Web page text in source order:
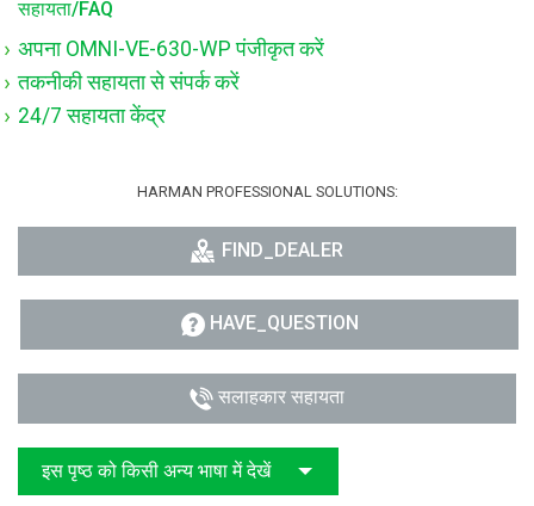
सहायता/FAQ
अपना OMNI-VE-630-WP पंजीकृत करें
तकनीकी सहायता से संपर्क करें
24/7 सहायता केंद्र
HARMAN PROFESSIONAL SOLUTIONS:
FIND_DEALER
HAVE_QUESTION
सलाहकार सहायता
इस पृष्ठ को किसी अन्य भाषा में देखें